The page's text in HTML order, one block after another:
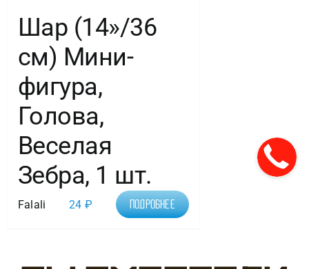
Шар (14»/36
см) Мини-
фигура,
Голова,
Веселая
Зебра, 1 шт.
Falali 24 ₽ Подробнее